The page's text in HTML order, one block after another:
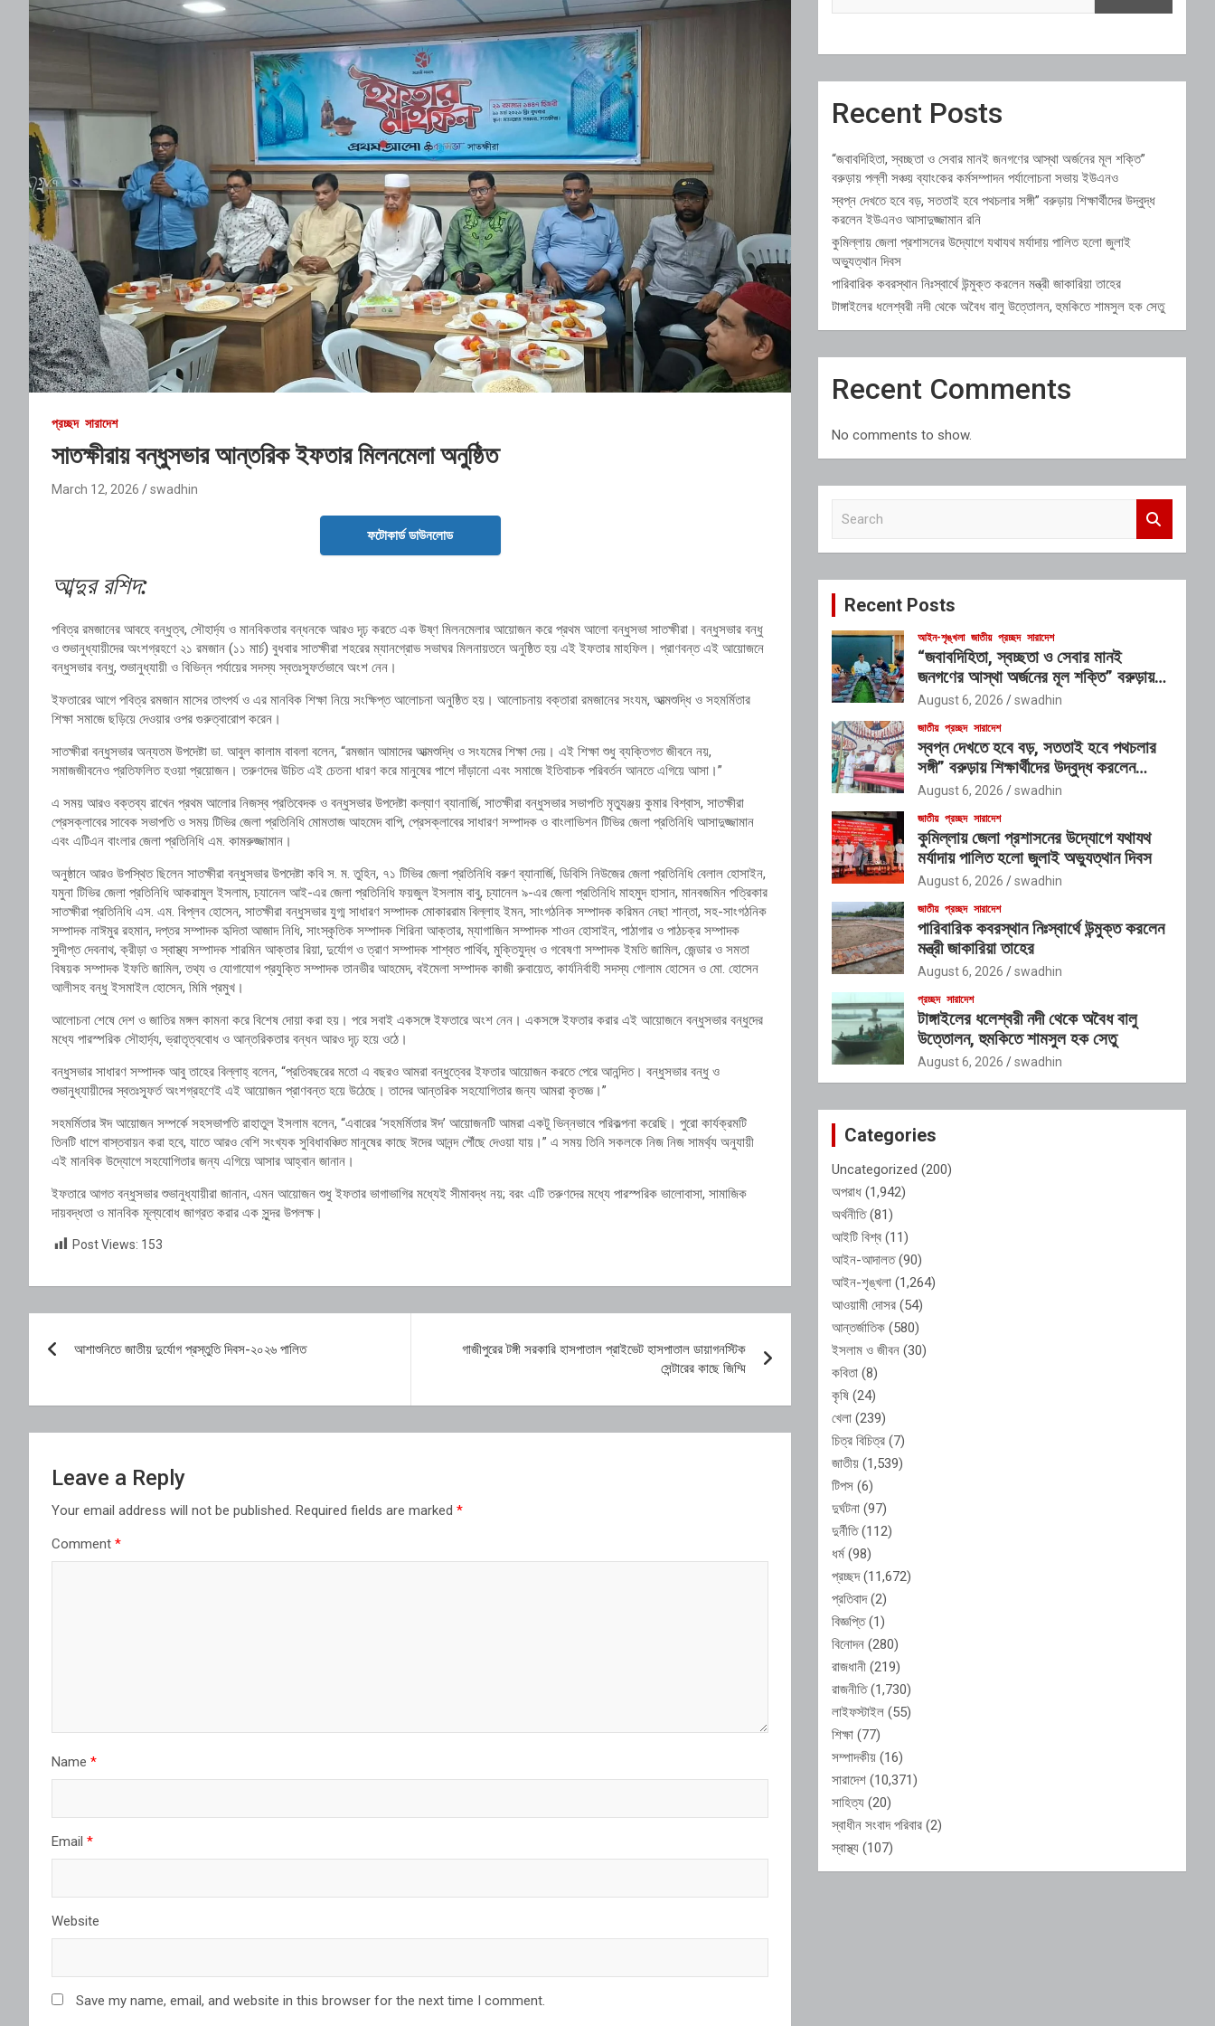
প্রচ্ছদ সারাদেশ
সাতক্ষীরায় বন্ধুসভার আন্তরিক ইফতার মিলনমেলা অনুষ্ঠিত
March 12, 2026 swadhin
ফটোকার্ড ডাউনলোড
আব্দুর রশিদ:
পবিত্র রমজানের আবহে বন্ধুত্ব, সৌহার্দ্য ও মানবিকতার বন্ধনকে আরও দৃঢ় করতে এক উষ্ণ মিলনমেলার আয়োজন করে প্রথম আলো বন্ধুসভা সাতক্ষীরা। বন্ধুসভার বন্ধু
ও শুভানুধ্যায়ীদের অংশগ্রহণে ২১ রমজান (১১ মার্চ) বুধবার সাতক্ষীরা শহরের ম্যানগ্রোভ সভাঘর মিলনায়তনে অনুষ্ঠিত হয় এই ইফতার মাহফিল। প্রাণবন্ত এই আয়োজনে
বন্ধুসভার বন্ধু, শুভানুধ্যায়ী ও বিভিন্ন পর্যায়ের সদস্য স্বতঃস্ফূর্তভাবে অংশ নেন।
ইফতারের আগে পবিত্র রমজান মাসের তাৎপর্য ও এর মানবিক শিক্ষা নিয়ে সংক্ষিপ্ত আলোচনা অনুষ্ঠিত হয়। আলোচনায় বক্তারা রমজানের সংযম, আত্মশুদ্ধি ও সহমর্মিতার
শিক্ষা সমাজে ছড়িয়ে দেওয়ার ওপর গুরুত্বারোপ করেন।
সাতক্ষীরা বন্ধুসভার অন্যতম উপদেষ্টা ডা. আবুল কালাম বাবলা বলেন, “রমজান আমাদের আত্মশুদ্ধি ও সংযমের শিক্ষা দেয়। এই শিক্ষা শুধু ব্যক্তিগত জীবনে নয়,
সমাজজীবনেও প্রতিফলিত হওয়া প্রয়োজন। তরুণদের উচিত এই চেতনা ধারণ করে মানুষের পাশে দাঁড়ানো এবং সমাজে ইতিবাচক পরিবর্তন আনতে এগিয়ে আসা।”
এ সময় আরও বক্তব্য রাখেন প্রথম আলোর নিজস্ব প্রতিবেদক ও বন্ধুসভার উপদেষ্টা কল্যাণ ব্যানার্জি, সাতক্ষীরা বন্ধুসভার সভাপতি মৃত্যুঞ্জয় কুমার বিশ্বাস, সাতক্ষীরা
প্রেসক্লাবের সাবেক সভাপতি ও সময় টিভির জেলা প্রতিনিধি মোমতাজ আহমেদ বাপি, প্রেসক্লাবের সাধারণ সম্পাদক ও বাংলাভিশন টিভির জেলা প্রতিনিধি আসাদুজ্জামান
এবং এটিএন বাংলার জেলা প্রতিনিধি এম. কামরুজ্জামান।
অনুষ্ঠানে আরও উপস্থিত ছিলেন সাতক্ষীরা বন্ধুসভার উপদেষ্টা কবি স. ম. তুহিন, ৭১ টিভির জেলা প্রতিনিধি বরুণ ব্যানার্জি, ডিবিসি নিউজের জেলা প্রতিনিধি বেলাল হোসাইন,
যমুনা টিভির জেলা প্রতিনিধি আকরামুল ইসলাম, চ্যানেল আই-এর জেলা প্রতিনিধি ফয়জুল ইসলাম বাবু, চ্যানেল ৯-এর জেলা প্রতিনিধি মাহমুদ হাসান, মানবজমিন পত্রিকার
সাতক্ষীরা প্রতিনিধি এস. এম. বিপ্লব হোসেন, সাতক্ষীরা বন্ধুসভার যুগ্ম সাধারণ সম্পাদক মোকাররাম বিল্লাহ ইমন, সাংগঠনিক সম্পাদক করিমন নেছা শান্তা, সহ-সাংগঠনিক
সম্পাদক নাঈমুর রহমান, দপ্তর সম্পাদক হৃদিতা আজাদ নিধি, সাংস্কৃতিক সম্পাদক শিরিনা আক্তার, ম্যাগাজিন সম্পাদক শাওন হোসাইন, পাঠাগার ও পাঠচক্র সম্পাদক
সুদীপ্ত দেবনাথ, ক্রীড়া ও স্বাস্থ্য সম্পাদক শারমিন আক্তার রিয়া, দুর্যোগ ও ত্রাণ সম্পাদক শাশ্বত পার্থিব, মুক্তিযুদ্ধ ও গবেষণা সম্পাদক ইমতি জামিল, জেন্ডার ও সমতা
বিষয়ক সম্পাদক ইফতি জামিল, তথ্য ও যোগাযোগ প্রযুক্তি সম্পাদক তানভীর আহমেদ, বইমেলা সম্পাদক কাজী রুবায়েত, কার্যনির্বাহী সদস্য গোলাম হোসেন ও মো. হোসেন
আলীসহ বন্ধু ইসমাইল হোসেন, মিমি প্রমুখ।
আলোচনা শেষে দেশ ও জাতির মঙ্গল কামনা করে বিশেষ দোয়া করা হয়। পরে সবাই একসঙ্গে ইফতারে অংশ নেন। একসঙ্গে ইফতার করার এই আয়োজনে বন্ধুসভার বন্ধুদের
মধ্যে পারস্পরিক সৌহার্দ্য, ভ্রাতৃত্ববোধ ও আন্তরিকতার বন্ধন আরও দৃঢ় হয়ে ওঠে।
বন্ধুসভার সাধারণ সম্পাদক আবু তাহের বিল্লাহ্ বলেন, “প্রতিবছরের মতো এ বছরও আমরা বন্ধুত্বের ইফতার আয়োজন করতে পেরে আনন্দিত। বন্ধুসভার বন্ধু ও
শুভানুধ্যায়ীদের স্বতঃস্ফূর্ত অংশগ্রহণেই এই আয়োজন প্রাণবন্ত হয়ে উঠেছে। তাদের আন্তরিক সহযোগিতার জন্য আমরা কৃতজ্ঞ।”
সহমর্মিতার ঈদ আয়োজন সম্পর্কে সহসভাপতি রাহাতুল ইসলাম বলেন, “এবারের ‘সহমর্মিতার ঈদ’ আয়োজনটি আমরা একটু ভিন্নভাবে পরিকল্পনা করেছি। পুরো কার্যক্রমটি
তিনটি ধাপে বাস্তবায়ন করা হবে, যাতে আরও বেশি সংখ্যক সুবিধাবঞ্চিত মানুষের কাছে ঈদের আনন্দ পৌঁছে দেওয়া যায়।” এ সময় তিনি সকলকে নিজ নিজ সামর্থ্য অনুযায়ী
এই মানবিক উদ্যোগে সহযোগিতার জন্য এগিয়ে আসার আহ্বান জানান।
ইফতারে আগত বন্ধুসভার শুভানুধ্যায়ীরা জানান, এমন আয়োজন শুধু ইফতার ভাগাভাগির মধ্যেই সীমাবদ্ধ নয়; বরং এটি তরুণদের মধ্যে পারস্পরিক ভালোবাসা, সামাজিক
দায়বদ্ধতা ও মানবিক মূল্যবোধ জাগ্রত করার এক সুন্দর উপলক্ষ।
Post Views: 153
navigation
আশাশুনিতে জাতীয় দুর্যোগ প্রস্তুতি দিবস-২০২৬ পালিত
গাজীপুরের টঙ্গী সরকারি হাসপাতাল প্রাইভেট হাসপাতাল ডায়াগনস্টিক
সেন্টারের কাছে জিম্মি
Leave a Reply
Your email address will not be published. Required fields are marked *
Comment *
Name *
Email *
Website
Save my name, email, and website in this browser for the next time I comment.
Recent Posts
“জবাবদিহিতা, স্বচ্ছতা ও সেবার মানই জনগণের আস্থা অর্জনের মূল শক্তি”
বরুড়ায় পল্লী সঞ্চয় ব্যাংকের কর্মসম্পাদন পর্যালোচনা সভায় ইউএনও
স্বপ্ন দেখতে হবে বড়, সততাই হবে পথচলার সঙ্গী” বরুড়ায় শিক্ষার্থীদের উদ্বুদ্ধ
করলেন ইউএনও আসাদুজ্জামান রনি
কুমিল্লায় জেলা প্রশাসনের উদ্যোগে যথাযথ মর্যাদায় পালিত হলো জুলাই
অভ্যুত্থান দিবস
পারিবারিক কবরস্থান নিঃস্বার্থে উন্মুক্ত করলেন মন্ত্রী জাকারিয়া তাহের
টাঙ্গাইলের ধলেশ্বরী নদী থেকে অবৈধ বালু উত্তোলন, হুমকিতে শামসুল হক সেতু
Recent Comments
No comments to show.
c
Recent Posts
আইন-শৃঙ্খলা জাতীয় প্রচ্ছদ সারাদেশ
“জবাবদিহিতা, স্বচ্ছতা ও সেবার মানই
জনগণের আস্থা অর্জনের মূল শক্তি” বরুড়ায়
পল্লী সঞ্চয় ব্যাংকের কর্মসম্পাদন পর্যালোচনা
সভায় ইউএনও
August 6, 2026 swadhin
জাতীয় প্রচ্ছদ সারাদেশ
স্বপ্ন দেখতে হবে বড়, সততাই হবে পথচলার
সঙ্গী” বরুড়ায় শিক্ষার্থীদের উদ্বুদ্ধ করলেন
ইউএনও আসাদুজ্জামান রনি
August 6, 2026 swadhin
জাতীয় প্রচ্ছদ সারাদেশ
কুমিল্লায় জেলা প্রশাসনের উদ্যোগে যথাযথ
মর্যাদায় পালিত হলো জুলাই অভ্যুত্থান দিবস
August 6, 2026 swadhin
জাতীয় প্রচ্ছদ সারাদেশ
পারিবারিক কবরস্থান নিঃস্বার্থে উন্মুক্ত করলেন
মন্ত্রী জাকারিয়া তাহের
August 6, 2026 swadhin
প্রচ্ছদ সারাদেশ
টাঙ্গাইলের ধলেশ্বরী নদী থেকে অবৈধ বালু
উত্তোলন, হুমকিতে শামসুল হক সেতু
August 6, 2026 swadhin
Categories
Uncategorized (200)
অপরাধ (1,942)
অর্থনীতি(81)
আইটি বিশ্ব (11)
আইন-আদালত(90)
আইন-শৃঙ্খলা (1,264)
আওয়ামী দোসর (54)
আন্তর্জাতিক (580)
ইসলাম ও জীবন (30)
কবিতা (8)
কৃষি (24)
খেলা (239)
চিত্র বিচিত্র (7)
জাতীয় (1,539)
টিপস (6)
দুর্ঘটনা (97)
দুর্নীতি(112)
ধর্ম(98)
প্রচ্ছদ(11,672)
প্রতিবাদ(2)
বিজ্ঞপ্তি(1)
বিনোদন (280)
রাজধানী (219)
রাজনীতি(1,730)
লাইফস্টাইল (55)
শিক্ষা (77)
সম্পাদকীয় (16)
সারাদেশ (10,371)
সাহিত্য (20)
স্বাধীন সংবাদ পরিবার (2)
স্বাস্থ্য (107)